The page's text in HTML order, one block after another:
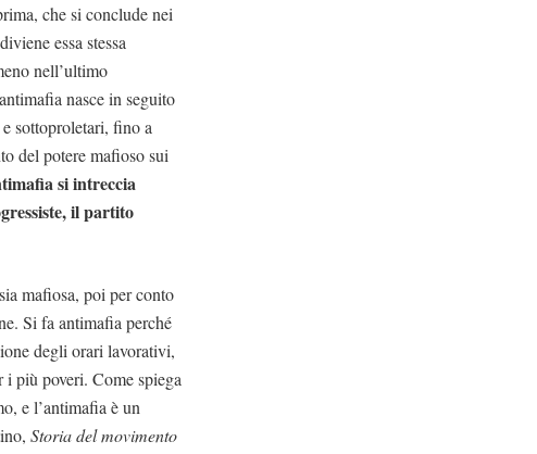
che si conclude nei
essa stessa
nell’ultimo
nasce in seguito
sottoproletari, fino a
del potere mafioso sui
si intreccia
il partito
mafiosa, poi per conto
Si fa antimafia perché
degli orari lavorativi,
i più poveri. Come spiega
e l’antimafia è un
Storia del movimento